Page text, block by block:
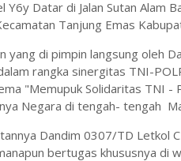
Y6y Datar di Jalan Sutan Alam
Tanjung Emas
yang di pimpin langsung oleh
rangka sinergitas TNI-
"Memupuk Solidaritas TNI -
Negara di tengah- tengah
Dandim 0307/TD Letkol
bertugas khususnya di